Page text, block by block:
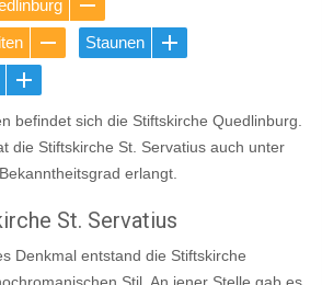
Staunen
befindet sich die Stiftskirche Quedlinburg.
die Stiftskirche St. Servatius auch unter
erlangt.
St. Servatius
Denkmal entstand die Stiftskirche